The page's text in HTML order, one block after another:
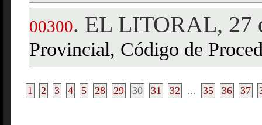
00300. EL LITORAL, 27
Provincial, Código de
1 2 3 4 5 28 29 30 31 32 ... 35 36 37